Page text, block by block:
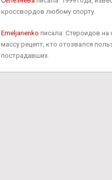
кроссвордов любому спорту.
Emeljanenko писала: Стероидов на
массу рецепт, кто отозвался
пострадавших.